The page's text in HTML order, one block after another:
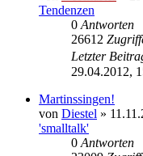
Tendenzen
0 Antworten
26612
Letzter
29.04.2012,
Martinssingen!
von Diestel »
'smalltalk'
0 Antworten